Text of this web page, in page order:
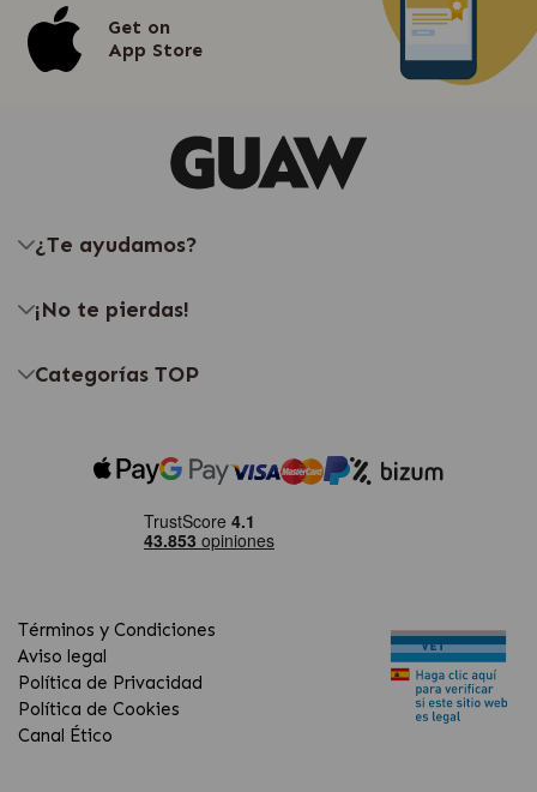
Get on
App Store
¿Te ayudamos?
¡No te pierdas!
Categorías TOP
Términos y Condiciones
Aviso legal
Política de Privacidad
Política de Cookies
Canal Ético